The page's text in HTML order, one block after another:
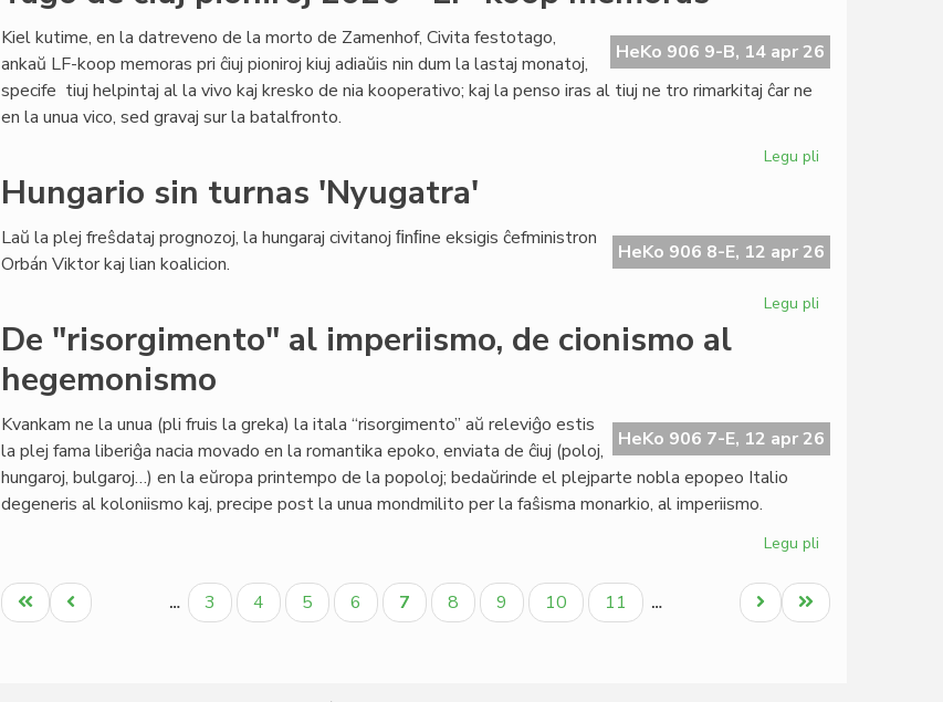
ĉiun
oficiston
HeKo 906 9-B, 14 apr 26
Kiel kutime, en la datreveno de la morto de Zamenhof, Civita festotago,
ankaŭ LF-koop memoras pri ĉiuj pioniroj kiuj adiaŭis nin dum la lastaj monatoj,
specife tiuj helpintaj al la vivo kaj kresko de nia kooperativo; kaj la penso iras al tiuj ne tro rimarkitaj ĉar ne
en la unua vico, sed gravaj sur la batalfronto.
Legu pli
pioniroj
2026
Hungario sin turnas 'Nyugatra'
HeKo 906 8-E, 12 apr 26
Laŭ la plej freŝdataj prognozoj, la hungaraj civitanoj ﬁnﬁne eksigis ĉefministron
Orbán Viktor kaj lian koalicion.
Legu pli
De "risorgimento" al imperiismo, de cionismo al
hegemonismo
HeKo 906 7-E, 12 apr 26
Kvankam ne la unua (pli fruis la greka) la itala “risorgimento” aŭ releviĝo estis
la plej fama liberiĝa nacia movado en la romantika epoko, enviata de ĉiuj (poloj,
hungaroj, bulgaroj…) en la eŭropa printempo de la popoloj; bedaŭrinde el plejparte nobla epopeo Italio
degeneris al koloniismo kaj, precipe post la unua mondmilito per la faŝisma monarkio, al imperiismo.
Legu pli
"risorgimento"
al
Pagination
Unua
paĝo
Antaŭa
paĝo
… Paĝo
3 Paĝo
4 Paĝo
5 Paĝo
6
Aktuala
paĝo
7 Paĝo
8 Paĝo
9 Paĝo
10 Paĝo
11 …
Last
page
Next
page